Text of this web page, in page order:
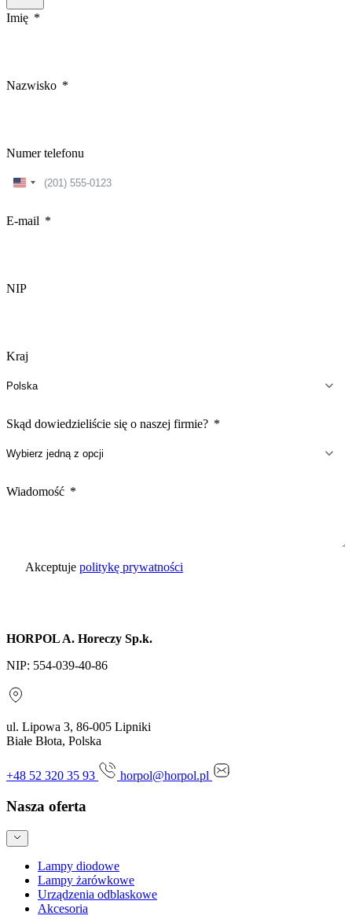
Imię
Nazwisko
Numer telefonu
United
E-mail
NIP
Kraj
Skąd dowiedzieliście się o naszej firmie?
Wiadomość
Akceptuje politykę prywatności
HORPOL A. Horeczy Sp.k.
NIP: 554-039-40-86
ul. Lipowa 3, 86-005 Lipniki
Białe Błota, Polska
+48 52 320 35 93 horpol@horpol.pl
Nasza oferta
Lampy diodowe
Lampy żarówkowe
Urządzenia odblaskowe
Akcesoria